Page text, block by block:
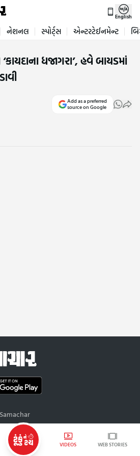
VIDEOS WEB STORIES
English
નેશનલ સ્પોર્ટ્સ એન્ટરટેઈનમેન્ટ
ધજાગરા’, હવે બાયડમાં
Add as a preferred
source on Google